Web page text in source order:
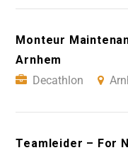
Monteur
Arnhem
Decathlon
Teamleider – For